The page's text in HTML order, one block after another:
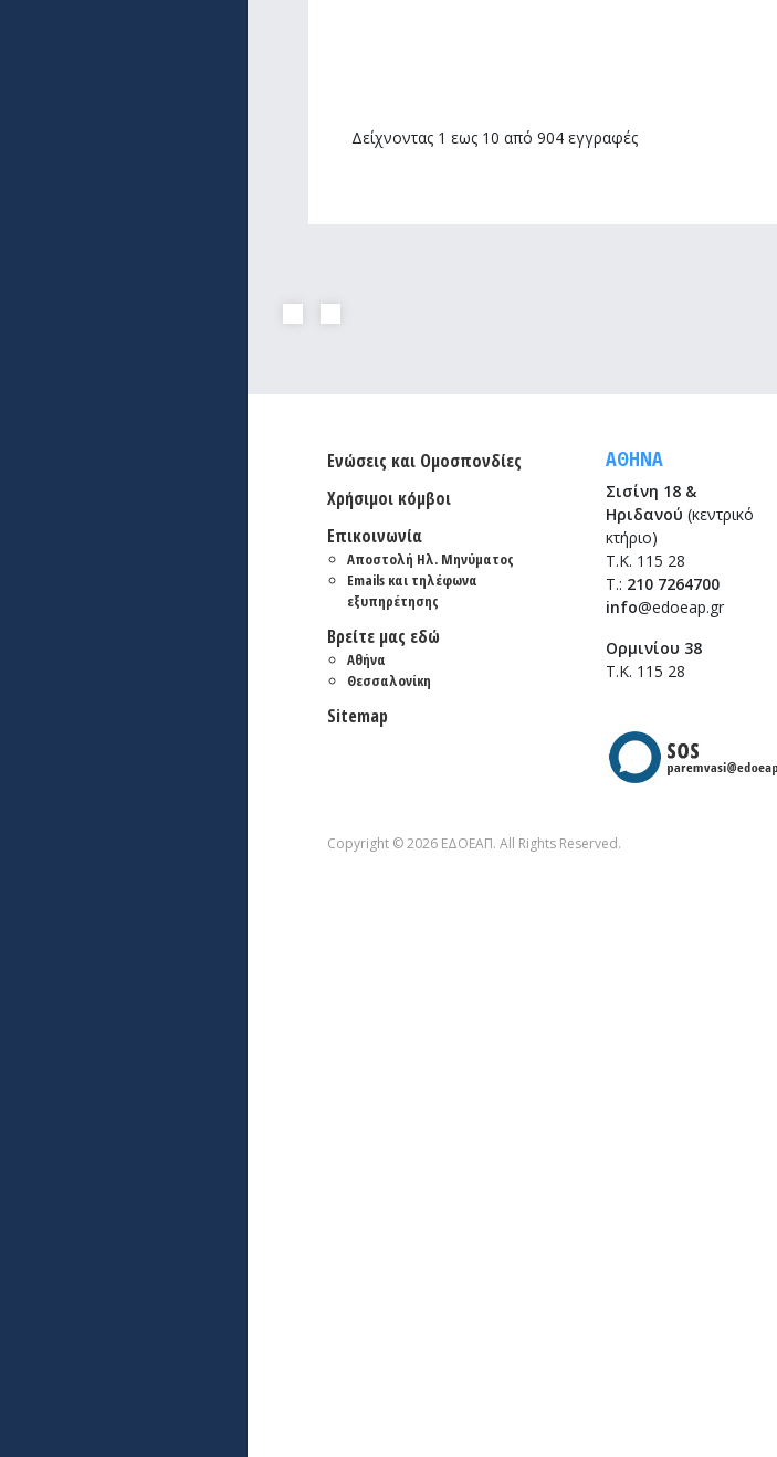
Δείχνοντας 1 εως 10 από 904 εγγραφές
Ενώσεις και Ομοσπονδίες
Χρήσιμοι κόμβοι
Επικοινωνία
Αποστολή Ηλ. Μηνύματος
Emails και τηλέφωνα
εξυπηρέτησης
Βρείτε μας εδώ
Αθήνα
Θεσσαλονίκη
Sitemap
ΑΘΗΝΑ
Σισίνη 18 &
Ηριδανού (κεντρικό
κτήριο)
Τ.Κ. 115 28
T.: 210 7264700
info@edoeap.gr
Ορμινίου 38
Τ.Κ. 115 28
Copyright © 2026 ΕΔΟΕΑΠ. All Rights Reserved.